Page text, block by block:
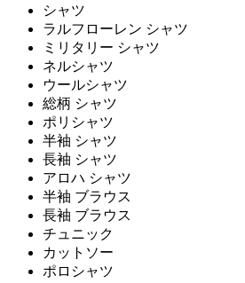
シャツ
ラルフローレン シャツ
ミリタリー シャツ
ネルシャツ
ウールシャツ
総柄 シャツ
ポリシャツ
半袖 シャツ
長袖 シャツ
アロハ シャツ
半袖 ブラウス
長袖 ブラウス
チュニック
カットソー
ポロシャツ